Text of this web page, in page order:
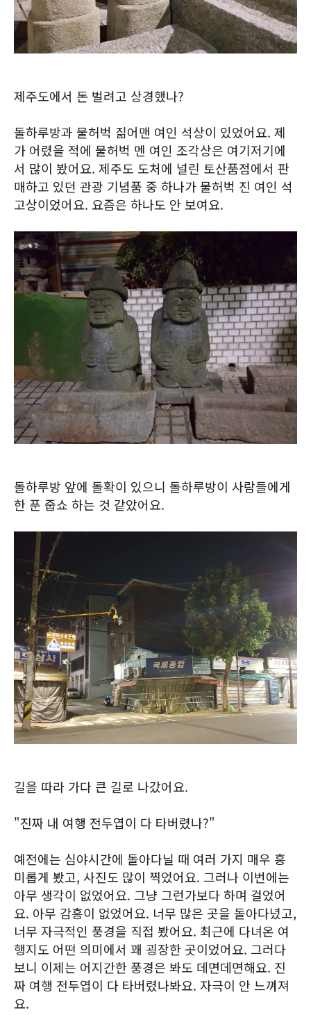
제주도에서 돈 벌려고 상경했나?
돌하루방과 물허벅 짊어맨 여인 석상이 있었어요. 제
가 어렸을 적에 물허벅 멘 여인 조각상은 여기저기에
서 많이 봤어요. 제주도 도처에 널린 토산품점에서 판
매하고 있던 관광 기념품 중 하나가 물허벅 진 여인 석
고상이었어요. 요즘은 하나도 안 보여요.
돌하루방 앞에 돌확이 있으니 돌하루방이 사람들에게
한 푼 줍쇼 하는 것 같았어요.
길을 따라 가다 큰 길로 나갔어요.
"진짜 내 여행 전두엽이 다 타버렸나?"
예전에는 심야시간에 돌아다닐 때 여러 가지 매우 흥
미롭게 봤고, 사진도 많이 찍었어요. 그러나 이번에는
아무 생각이 없었어요. 그냥 그런가보다 하며 걸었어
요. 아무 감흥이 없었어요. 너무 많은 곳을 돌아다녔고,
너무 자극적인 풍경을 직접 봤어요. 최근에 다녀온 여
행지도 어떤 의미에서 꽤 굉장한 곳이었어요. 그러다
보니 이제는 어지간한 풍경은 봐도 데면데면해요. 진
짜 여행 전두엽이 다 타버렸나봐요. 자극이 안 느껴져
요.